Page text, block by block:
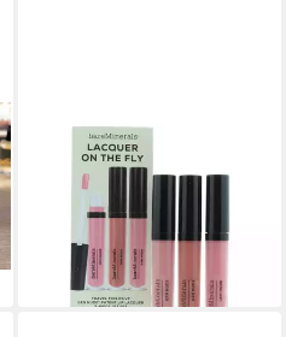
BAREMINERALS
Make-up Set Bare Minerals
Gen Hautfarbe Trio Set
Lacquer On The Fly 3*3.7ml
lieferbar in 4 Wochen